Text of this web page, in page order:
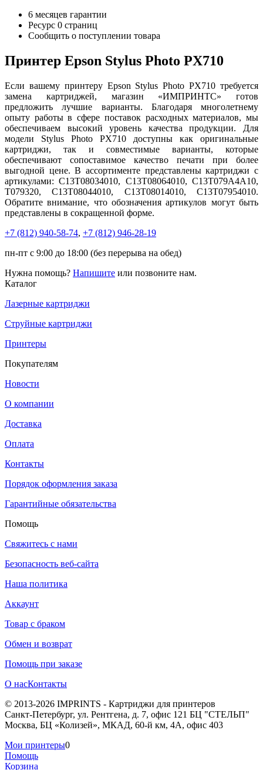
6 месяцев гарантии
Ресурс 0 страниц
Сообщить о поступлении товара
Принтер Epson Stylus Photo PX710
Если вашему принтеру Epson Stylus Photo PX710 требуется
замена картриджей, магазин «ИМПРИНТС» готов
предложить лучшие варианты. Благодаря многолетнему
опыту работы в сфере поставок расходных материалов, мы
обеспечиваем высокий уровень качества продукции. Для
модели Stylus Photo PX710 доступны как оригинальные
картриджи, так и совместимые варианты, которые
обеспечивают сопоставимое качество печати при более
выгодной цене. В ассортименте представлены картриджи с
артикулами: C13T08034010, C13T08064010, C13T079A4A10,
T079320, C13T08044010, C13T08014010, C13T07954010.
Обратите внимание, что обозначения артикулов могут быть
представлены в сокращенной форме.
+7 (812) 940-58-74, +7 (812) 946-28-19
пн-пт с 9:00 до 18:00 (без перерыва на обед)
Нужна помощь? Напишите или позвоните нам.
Каталог
Лазерные картриджи
Струйные картриджи
Принтеры
Покупателям
Новости
О компании
Доставка
Оплата
Контакты
Порядок оформления заказа
Гарантийные обязательства
Помощь
Свяжитесь с нами
Безопасность веб-сайта
Наша политика
Аккаунт
Товар с браком
Обмен и возврат
Помощь при заказе
О насКонтакты
© 2013-2026 IMPRINTS - Картриджи для принтеров
Санкт-Петербург, ул. Рентгена, д. 7, офис 121 БЦ "СТЕЛЬП"
Москва, БЦ «Колизей», МКАД, 60-й км, 4А, офис 403
Мои принтеры0
Помощь
Корзина